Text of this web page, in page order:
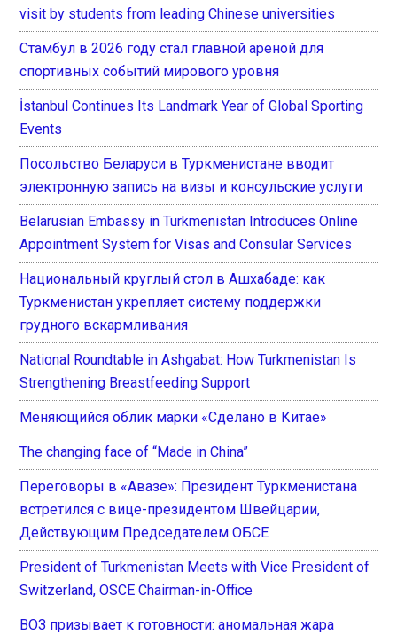
visit by students from leading Chinese universities
Стамбул в 2026 году стал главной ареной для
спортивных событий мирового уровня
İstanbul Continues Its Landmark Year of Global Sporting
Events
Посольство Беларуси в Туркменистане вводит
электронную запись на визы и консульские услуги
Belarusian Embassy in Turkmenistan Introduces Online
Appointment System for Visas and Consular Services
Национальный круглый стол в Ашхабаде: как
Туркменистан укрепляет систему поддержки
грудного вскармливания
National Roundtable in Ashgabat: How Turkmenistan Is
Strengthening Breastfeeding Support
Меняющийся облик марки «Сделано в Китае»
The changing face of “Made in China”
Переговоры в «Авазе»: Президент Туркменистана
встретился с вице-президентом Швейцарии,
Действующим Председателем ОБСЕ
President of Turkmenistan Meets with Vice President of
Switzerland, OSCE Chairman-in-Office
ВОЗ призывает к готовности: аномальная жара